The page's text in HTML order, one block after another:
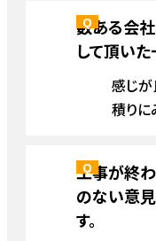
数ある会
して頂い
感じが
積りに
工事が終
のない意
す。